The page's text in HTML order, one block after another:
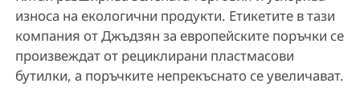
a
y
износа на екологични продукти. Етикетите в тази
компания от Джъдзян за европейските поръчки се
произвеждат от рециклирани пластмасови
бутилки, а поръчките непрекъснато се увеличават.